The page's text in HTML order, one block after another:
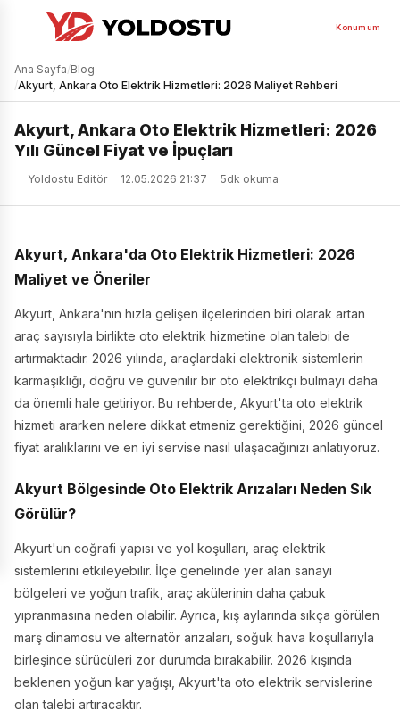
Konumum
Ana Sayfa/Blog
/Akyurt, Ankara Oto Elektrik Hizmetleri: 2026 Maliyet Rehberi
Akyurt, Ankara Oto Elektrik Hizmetleri: 2026
Yılı Güncel Fiyat ve İpuçları
Yoldostu Editör 12.05.2026 21:37 5dk okuma
Akyurt, Ankara'da Oto Elektrik Hizmetleri: 2026
Maliyet ve Öneriler
Akyurt, Ankara'nın hızla gelişen ilçelerinden biri olarak artan
araç sayısıyla birlikte oto elektrik hizmetine olan talebi de
artırmaktadır. 2026 yılında, araçlardaki elektronik sistemlerin
karmaşıklığı, doğru ve güvenilir bir oto elektrikçi bulmayı daha
da önemli hale getiriyor. Bu rehberde, Akyurt'ta oto elektrik
hizmeti ararken nelere dikkat etmeniz gerektiğini, 2026 güncel
fiyat aralıklarını ve en iyi servise nasıl ulaşacağınızı anlatıyoruz.
Akyurt Bölgesinde Oto Elektrik Arızaları Neden Sık
Görülür?
Akyurt'un coğrafi yapısı ve yol koşulları, araç elektrik
sistemlerini etkileyebilir. İlçe genelinde yer alan sanayi
bölgeleri ve yoğun trafik, araç akülerinin daha çabuk
yıpranmasına neden olabilir. Ayrıca, kış aylarında sıkça görülen
marş dinamosu ve alternatör arızaları, soğuk hava koşullarıyla
birleşince sürücüleri zor durumda bırakabilir. 2026 kışında
beklenen yoğun kar yağışı, Akyurt'ta oto elektrik servislerine
olan talebi artıracaktır.